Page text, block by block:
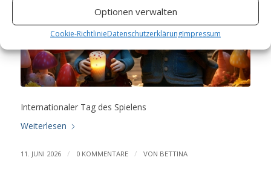
Optionen verwalten
Cookie-RichtlinieDatenschutzerklärungImpressum
Internationaler Tag des Spielens
Weiterlesen
11. JUNI 2026 / 0 KOMMENTARE / VON BETTINA